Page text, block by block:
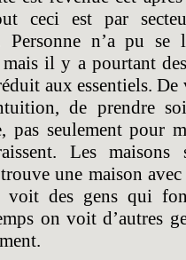
ceci est par
Personne n’a pu
il y a pourtant
aux essentiels.
de prendre
pas seulement pour
Les
une maison
voit des gens qui
on voit d’autres